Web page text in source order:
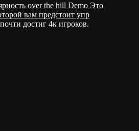
over the hill Demo Это
вам предстоит упр
достиг 4к игроков.